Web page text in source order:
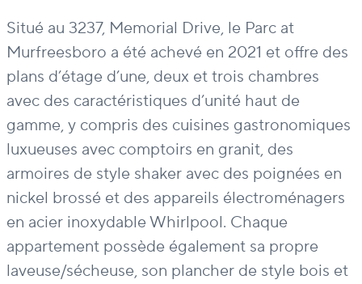
Situé au 3237, Memorial Drive, le Parc at
Murfreesboro a été achevé en 2021 et offre des
plans d’étage d’une, deux et trois chambres
avec des caractéristiques d’unité haut de
gamme, y compris des cuisines gastronomiques
luxueuses avec comptoirs en granit, des
armoires de style shaker avec des poignées en
nickel brossé et des appareils électroménagers
en acier inoxydable Whirlpool. Chaque
appartement possède également sa propre
laveuse/sécheuse, son plancher de style bois et